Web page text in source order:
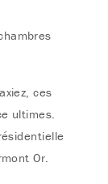
ces
ultimes.
Or.